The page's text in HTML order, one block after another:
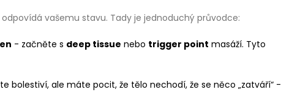
vašemu stavu. Tady je jednoduchý průvodce:
- začněte s deep tissue nebo trigger point masáží. Tyto
bolestiví, ale máte pocit, že tělo nechodí, že se něco „zatváří“ -